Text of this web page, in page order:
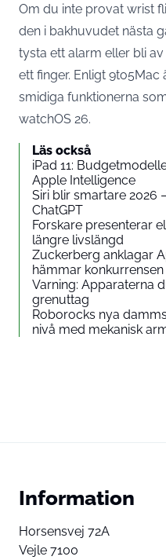
Om du inte provat wrist
den i bakhuvudet nästa
tysta ett alarm eller bli
ett finger. Enligt
smidiga funktionerna
watchOS 26.
Läs också
iPad 11:
Apple Intelligence
Siri blir smartare 2026
ChatGPT
Forskare presenterar
längre livslängd
Zuckerberg anklagar
hämmar konkurrensen
Varning: Apparaterna
grenuttag
Roborocks nya
nivå med mekanisk
Information
Horsensvej 72A
Vejle 7100